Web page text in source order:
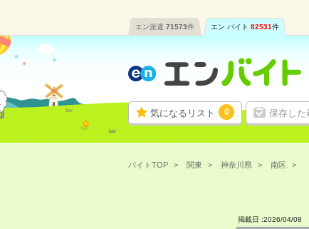
エン派遣 71573件 エン バイト 82531件
気になるリスト 0 保存した
バイトTOP 関東 神奈川県 南区
掲載日 :2026/04/08